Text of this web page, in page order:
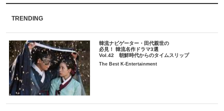
TRENDING
韓流ナビゲーター・田代親世の
必見！ 韓流名作ドラマ3選
Vol.42 朝鮮時代からのタイムスリップ
The Best K-Entertainment